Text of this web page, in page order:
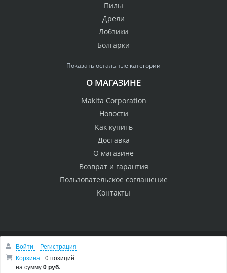
Пилы
Дрели
Лобзики
Болгарки
Показать остальные категории
О МАГАЗИНЕ
Makita Corporation
Новости
Как купить
Доставка
О магазине
Возврат и гарантия
Пользовательское соглашение
Контакты
© 2005 Сервисный центр Макита
Войти
Регистрация
Корзина
0 позиций
на сумму0 руб.